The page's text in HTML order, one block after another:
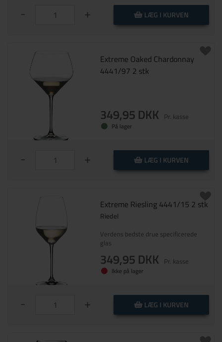
- + LÆG I KURVEN
Extreme Oaked Chardonnay
4441/97 2 stk
349,95 DKK Pr. kasse
På lager
- + LÆG I KURVEN
Extreme Riesling 4441/15 2 stk
Riedel
Verdens bedste drue specificerede
glas
349,95 DKK Pr. kasse
Ikke på lager
- + LÆG I KURVEN